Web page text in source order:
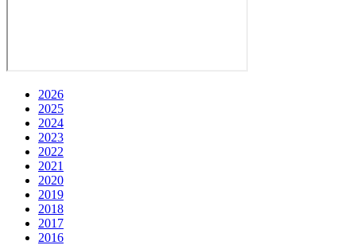
2026
2025
2024
2023
2022
2021
2020
2019
2018
2017
2016